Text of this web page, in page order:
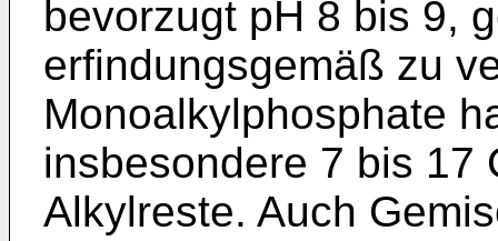
bevorzugt pH 8 bis 9,
erfindungsgemäß zu
Monoalkylphosphate
insbesondere 7 bis 17
Alkylreste. Auch